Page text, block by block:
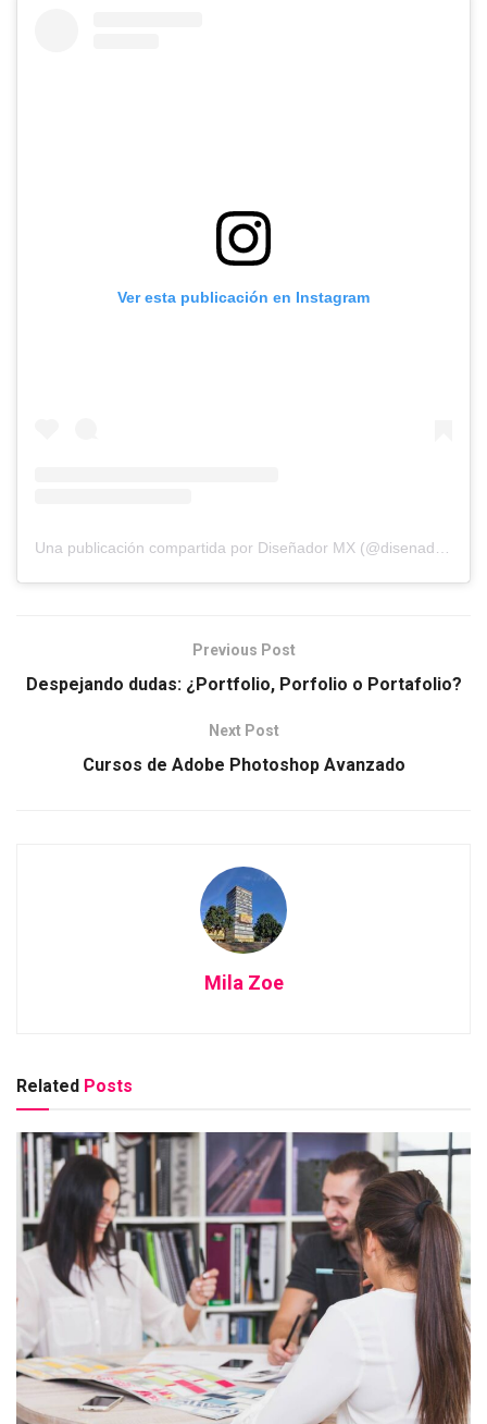
Ver esta publicación en Instagram
Previous Post
Despejando dudas: ¿Portfolio, Porfolio o Portafolio?
Next Post
Cursos de Adobe Photoshop Avanzado
Mila Zoe
Related Posts